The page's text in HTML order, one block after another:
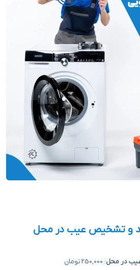
و تشخیص عیب در محل
در محل: 250,000 تومان